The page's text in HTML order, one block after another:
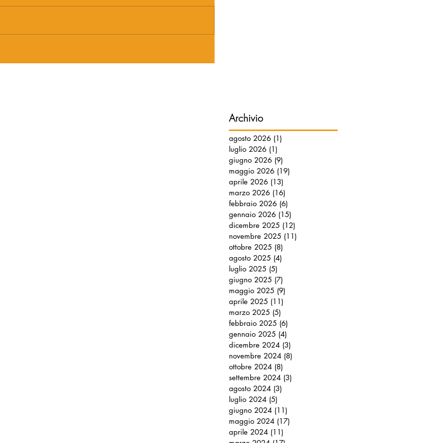
Archivio
agosto 2026 (1)
luglio 2026 (1)
giugno 2026 (9)
maggio 2026 (19)
aprile 2026 (13)
marzo 2026 (16)
febbraio 2026 (6)
gennaio 2026 (15)
dicembre 2025 (12)
novembre 2025 (11)
ottobre 2025 (8)
agosto 2025 (4)
luglio 2025 (5)
giugno 2025 (7)
maggio 2025 (9)
aprile 2025 (11)
marzo 2025 (5)
febbraio 2025 (6)
gennaio 2025 (4)
dicembre 2024 (3)
novembre 2024 (8)
ottobre 2024 (8)
settembre 2024 (3)
agosto 2024 (3)
luglio 2024 (5)
giugno 2024 (11)
maggio 2024 (17)
aprile 2024 (11)